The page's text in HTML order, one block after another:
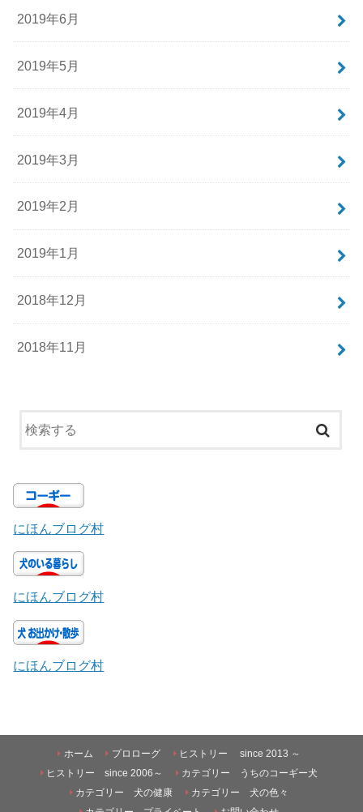
2019年6月
2019年5月
2019年4月
2019年3月
2019年2月
2019年1月
2018年12月
2018年11月
にほんブログ村
にほんブログ村
にほんブログ村
ホーム プロローグ
ヒストリー since 2013 ～
ヒストリー since 2006～
カテゴリー うちのコーギー犬
カテゴリー 犬の健康
カテゴリー 犬の色々